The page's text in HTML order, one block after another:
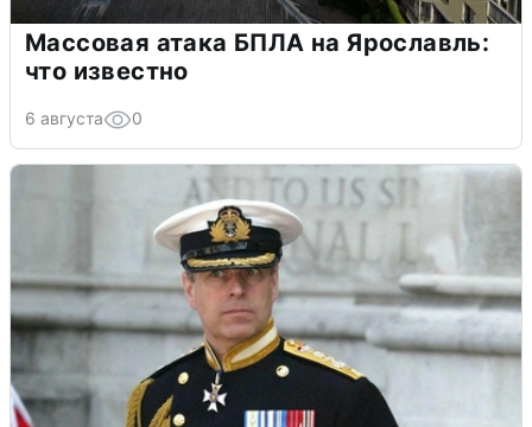
Массовая атака БПЛА на Ярославль:
что известно
6 августа 0